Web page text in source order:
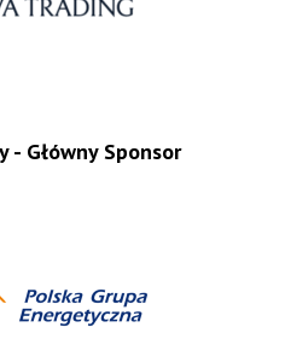
- Główny Sponsor